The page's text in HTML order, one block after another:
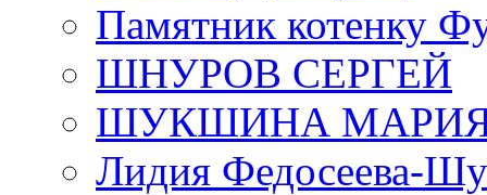
Памятник котенку
ШНУРОВ СЕРГЕЙ
ШУКШИНА
Лидия Федосеева-